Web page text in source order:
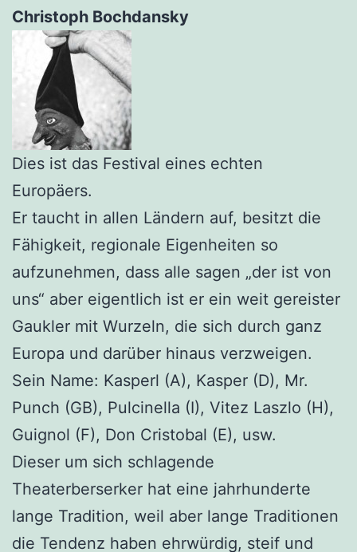
Christoph Bochdansky
Dies ist das Festival eines echten
Europäers.
Er taucht in allen Ländern auf, besitzt die
Fähigkeit, regionale Eigenheiten so
aufzunehmen, dass alle sagen „der ist von
uns“ aber eigentlich ist er ein weit gereister
Gaukler mit Wurzeln, die sich durch ganz
Europa und darüber hinaus verzweigen.
Sein Name: Kasperl (A), Kasper (D), Mr.
Punch (GB), Pulcinella (I), Vitez Laszlo (H),
Guignol (F), Don Cristobal (E), usw.
Dieser um sich schlagende
Theaterberserker hat eine jahrhunderte
lange Tradition, weil aber lange Traditionen
die Tendenz haben ehrwürdig, steif und